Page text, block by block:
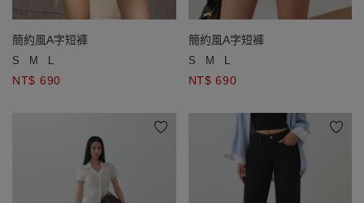
簡約風A字短褲
S M L
NT$ 690
簡約風A字短褲
S M L
NT$ 690